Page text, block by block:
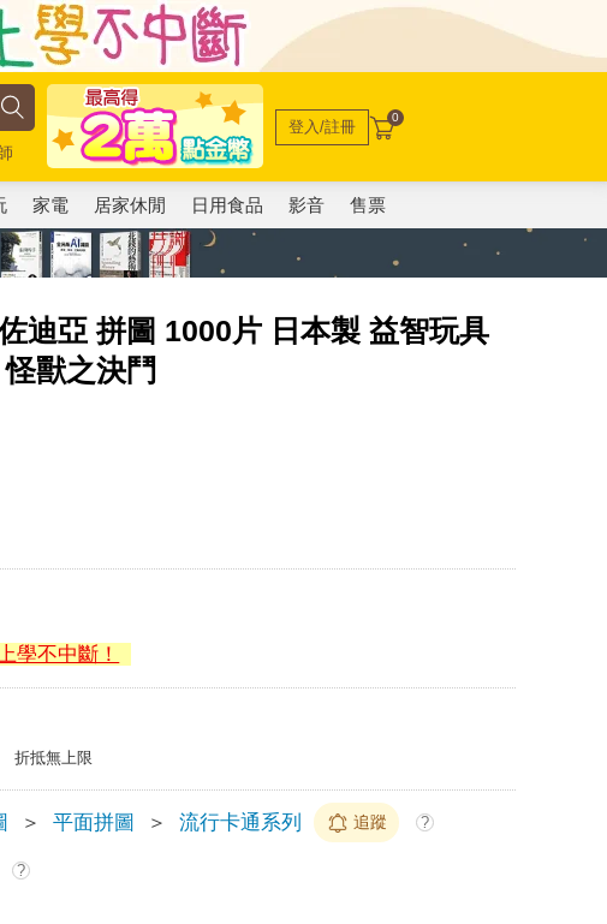
登入/註冊 0
家電 居家休閒 日用食品 影音 售票
迪亞 拼圖 1000片 日本製 益智玩具
獸之決鬥
學不中斷！
折抵無上限
＞ 平面拼圖 ＞ 流行卡通系列 追蹤 ?
?